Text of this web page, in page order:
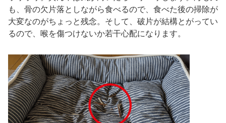
も、骨の欠片落としながら食べるので、食べた後の掃除が
大変なのがちょっと残念。そして、破片が結構とがってい
るので、喉を傷つけないか若干心配になります。